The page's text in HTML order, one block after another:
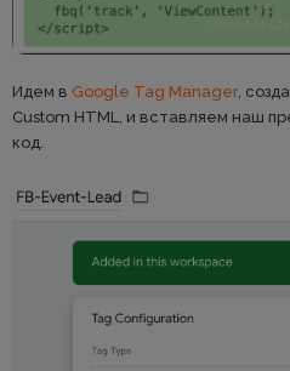
Идем в Google Tag Manager,
Custom HTML, и вставляем наш
код.